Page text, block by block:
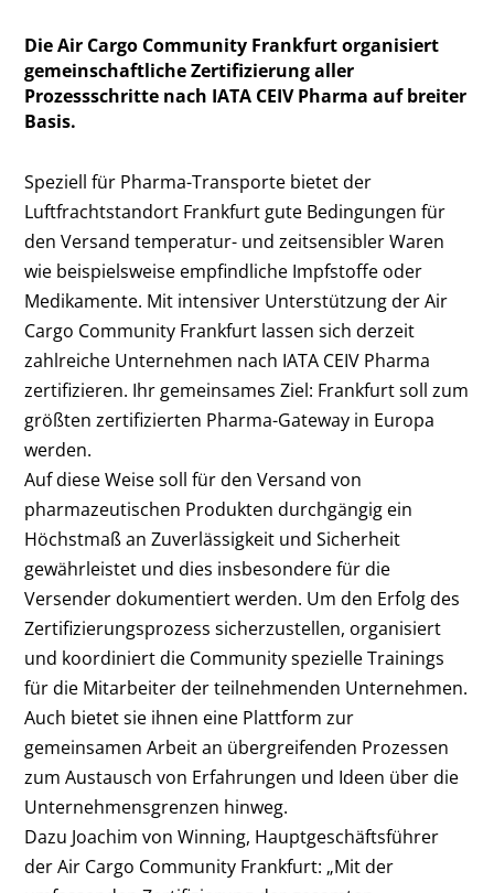
Die Air Cargo Community Frankfurt organisiert
gemeinschaftliche Zertifizierung aller
Prozessschritte nach IATA CEIV Pharma auf breiter
Basis.
Speziell für Pharma-Transporte bietet der
Luftfrachtstandort Frankfurt gute Bedingungen für
den Versand temperatur- und zeitsensibler Waren
wie beispielsweise empfindliche Impfstoffe oder
Medikamente. Mit intensiver Unterstützung der Air
Cargo Community Frankfurt lassen sich derzeit
zahlreiche Unternehmen nach IATA CEIV Pharma
zertifizieren. Ihr gemeinsames Ziel: Frankfurt soll zum
größten zertifizierten Pharma-Gateway in Europa
werden.
Auf diese Weise soll für den Versand von
pharmazeutischen Produkten durchgängig ein
Höchstmaß an Zuverlässigkeit und Sicherheit
gewährleistet und dies insbesondere für die
Versender dokumentiert werden. Um den Erfolg des
Zertifizierungsprozess sicherzustellen, organisiert
und koordiniert die Community spezielle Trainings
für die Mitarbeiter der teilnehmenden Unternehmen.
Auch bietet sie ihnen eine Plattform zur
gemeinsamen Arbeit an übergreifenden Prozessen
zum Austausch von Erfahrungen und Ideen über die
Unternehmensgrenzen hinweg.
Dazu Joachim von Winning, Hauptgeschäftsführer
der Air Cargo Community Frankfurt: „Mit der